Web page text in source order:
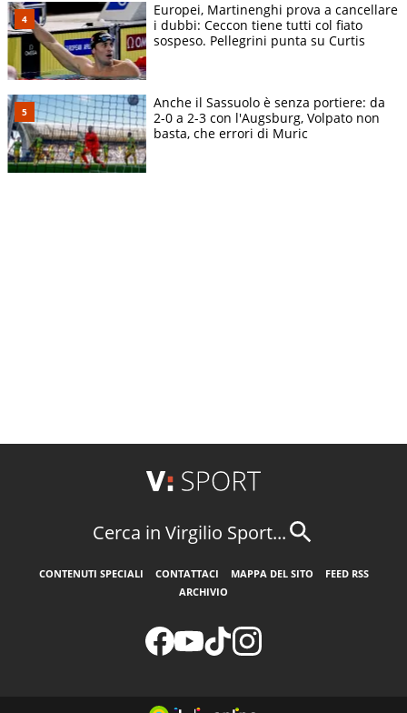
Europei, Martinenghi prova a cancellare
i dubbi: Ceccon tiene tutti col fiato
sospeso. Pellegrini punta su Curtis
Anche il Sassuolo è senza portiere: da
2-0 a 2-3 con l'Augsburg, Volpato non
basta, che errori di Muric
Cerca in Virgilio Sport...
CONTENUTI SPECIALI CONTATTACI MAPPA DEL SITO
FEED RSS
ARCHIVIO